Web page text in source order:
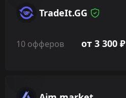
TradeIt.GG
10 офферов от 3 300 ₽